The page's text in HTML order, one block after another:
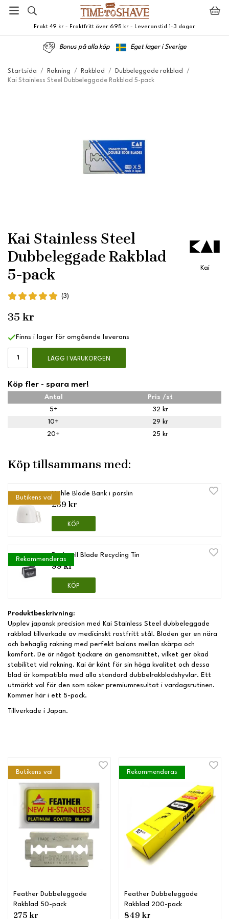
Frakt 49 kr - Fraktfritt över 695 kr - Leveranstid 1-3 dagar
Bonus på alla köp Eget lager i Sverige
Startsida / Rakning / Rakblad / Dubbeleggade rakblad
/
Kai Stainless Steel Dubbeleggade Rakblad 5-pack
Kai Stainless Steel
Dubbeleggade Rakblad
5-pack
Kai
(3)
35 kr
Finns i lager för omgående leverans
LÄGG I VARUKORGEN
Köp fler - spara mer!
Antal
Pris /st
5+
32 kr
10+
29 kr
20+
25 kr
Köp tillsammans med:
Butikens val
Mühle Blade Bank i porslin
259 kr
KÖP
Rekommenderas
Rockwell Blade Recycling Tin
99 kr
KÖP
Produktbeskrivning:
Upplev japansk precision med Kai Stainless Steel dubbeleggade
rakblad tillverkade av medicinskt rostfritt stål. Bladen ger en nära
och behaglig rakning med perfekt balans mellan skärpa och
komfort. De är något tjockare än genomsnittet, vilket ger ökad
stabilitet vid rakning. Kai är känt för sin höga kvalitet och dessa
blad är kompatibla med alla standard dubbelrakbladshyvlar. Ett
utmärkt val för den som söker premiumresultat i vardagsrutinen.
Kommer här i ett 5-pack.
Tillverkade i Japan.
Butikens val
Feather Dubbeleggade
Rakblad 50-pack
275 kr
Rekommenderas
Feather Dubbeleggade
Rakblad 200-pack
849 kr